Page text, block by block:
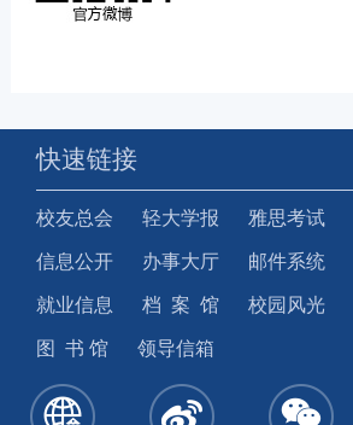
快速链接
校友总会 轻大学报 雅思考试
信息公开 办事大厅 邮件系统
就业信息 档 案 馆 校园风光
图 书 馆 领导信箱